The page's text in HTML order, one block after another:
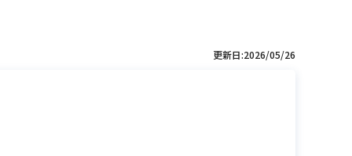
更新日:2026/05/26